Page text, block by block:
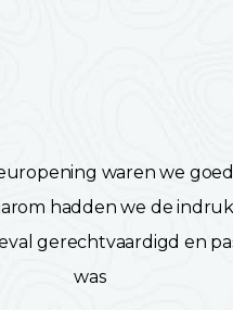
waren we
hadden we de
gerechtvaardigd en
was